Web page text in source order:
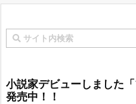
小説家デビューしました
発売中！！